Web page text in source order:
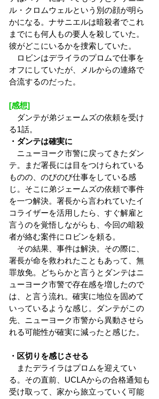
ル・クロムウェルという別の顔が明ら
かになる。ナサニエルは暗殺者でこれ
までにも何人もの要人を殺していた。
彼がどこにいるかを捜索していた。
ロビンはデライラのプロムで仕事を
オフにしていたが、メルからの連絡で
合流するのだった。
[感想]
ダンテが弟ジェームズの依頼を受け
る1話。
・ダンテは確実に
ニューヨーク市警に戻ってきたダン
テ。まだ署長には目をつけられている
ものの、のびのび仕事をしている感
じ。そこに弟ジェームズの依頼で事件
を一つ解決。署長から言われていたイ
コライザーを活用したら、すぐ解雇と
言うのを覚悟しながらも、今回の暗殺
者が絡む案件にロビンを頼る。
その結果、事件は解決。その際に、
署長が命を救われたこともあって、無
罪放免。どちらかと言うとダンテはニ
ューヨーク市警で存在感を増したので
は、と言う流れ。確実に地位を固めて
いっているような感じ。ダンテがこの
先、ニューヨーク市警から異動させら
れる可能性が確実に減ったと感じた。
・区切りを感じさせる
またデライラはプロムを迎えてい
る。その直前、UCLAからの合格通知も
受け取って、家から旅立っていく可能